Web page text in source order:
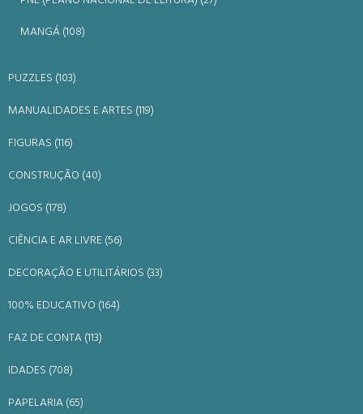
MANGÁ (108)
PUZZLES (103)
MANUALIDADES E ARTES (119)
FIGURAS (116)
CONSTRUÇÃO (40)
JOGOS (178)
CIÊNCIA E AR LIVRE (56)
DECORAÇÃO E UTILITÁRIOS (33)
100% EDUCATIVO (164)
FAZ DE CONTA (113)
IDADES (708)
PAPELARIA (65)